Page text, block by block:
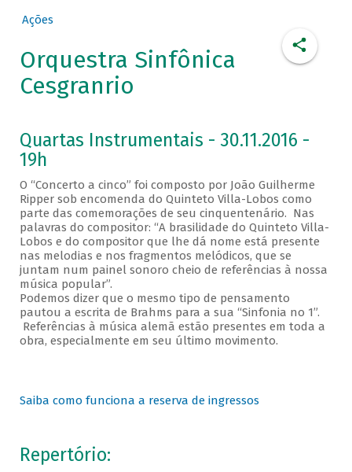
Ações
Orquestra Sinfônica
Cesgranrio
Quartas Instrumentais - 30.11.2016 -
19h
O “Concerto a cinco” foi composto por João Guilherme
Ripper sob encomenda do Quinteto Villa-Lobos como
parte das comemorações de seu cinquentenário. Nas
palavras do compositor: “A brasilidade do Quinteto Villa-
Lobos e do compositor que lhe dá nome está presente
nas melodias e nos fragmentos melódicos, que se
juntam num painel sonoro cheio de referências à nossa
música popular”.
Podemos dizer que o mesmo tipo de pensamento
pautou a escrita de Brahms para a sua “Sinfonia no 1”.
Referências à música alemã estão presentes em toda a
obra, especialmente em seu último movimento.
Saiba como funciona a reserva de ingressos
Repertório: